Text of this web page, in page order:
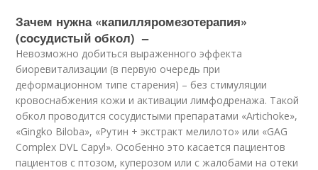
Зачем нужна «капилляромезотерапия»
(сосудистый обкол) –
Невозможно добиться выраженного эффекта
биоревитализации (в первую очередь при
деформационном типе старения) – без стимуляции
кровоснабжения кожи и активации лимфодренажа. Такой
обкол проводится сосудистыми препаратами «Artichoke»,
«Gingko Biloba», «Рутин + экстракт мелилото» или «GAG
Complex DVL Capyl». Особенно это касается пациентов
пациентов с птозом, куперозом или с жалобами на отеки